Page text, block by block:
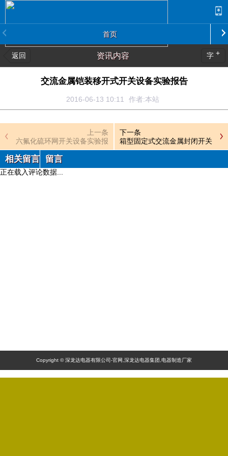
首页
返回 资讯内容 字 +
交流金属铠装移开式开关设备实验报告
2016-06-13 10:11 作者:本站
上一条
六氟化硫环网开关设备实验报
告
下一条
箱型固定式交流金属封闭开关
设备实验报告
相关留言 留言
正在载入评论数据...
Copyright © 深龙达电器有限公司-官网,深龙达电器集团,电器制造厂家